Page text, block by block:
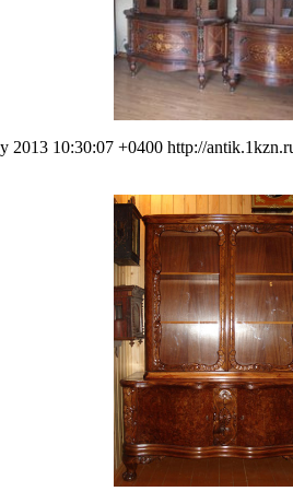
2013 10:30:07 +0400 http://